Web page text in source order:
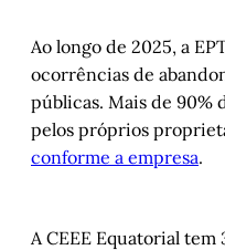
Ao longo de 2025, a
ocorrências de
públicas. Mais de 90%
pelos próprios
conforme a empresa.
A CEEE Equatorial